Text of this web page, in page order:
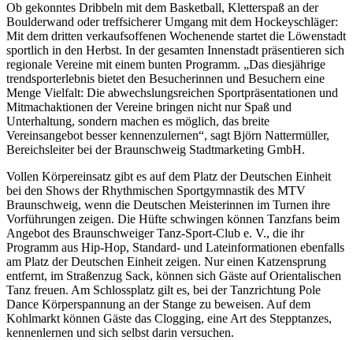
Ob gekonntes Dribbeln mit dem Basketball, Kletterspaß an der
Boulderwand oder treffsicherer Umgang mit dem Hockeyschläger:
Mit dem dritten verkaufsoffenen Wochenende startet die Löwenstadt
sportlich in den Herbst. In der gesamten Innenstadt präsentieren sich
regionale Vereine mit einem bunten Programm. „Das diesjährige
trendsporterlebnis bietet den Besucherinnen und Besuchern eine
Menge Vielfalt: Die abwechslungsreichen Sportpräsentationen und
Mitmachaktionen der Vereine bringen nicht nur Spaß und
Unterhaltung, sondern machen es möglich, das breite
Vereinsangebot besser kennenzulernen“, sagt Björn Nattermüller,
Bereichsleiter bei der Braunschweig Stadtmarketing GmbH.
Vollen Körpereinsatz gibt es auf dem Platz der Deutschen Einheit
bei den Shows der Rhythmischen Sportgymnastik des MTV
Braunschweig, wenn die Deutschen Meisterinnen im Turnen ihre
Vorführungen zeigen. Die Hüfte schwingen können Tanzfans beim
Angebot des Braunschweiger Tanz-Sport-Club e. V., die ihr
Programm aus Hip-Hop, Standard- und Lateinformationen ebenfalls
am Platz der Deutschen Einheit zeigen. Nur einen Katzensprung
entfernt, im Straßenzug Sack, können sich Gäste auf Orientalischen
Tanz freuen. Am Schlossplatz gilt es, bei der Tanzrichtung Pole
Dance Körperspannung an der Stange zu beweisen. Auf dem
Kohlmarkt können Gäste das Clogging, eine Art des Stepptanzes,
kennenlernen und sich selbst darin versuchen.